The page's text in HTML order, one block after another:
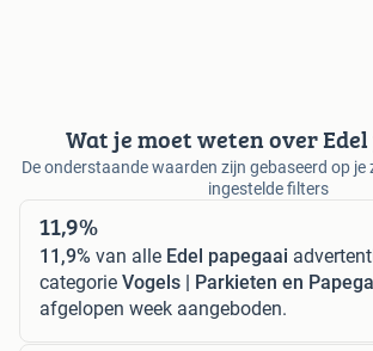
Wat je moet weten over
De onderstaande waarden zijn gebaseerd op je
ingestelde filters
11,9%
11,9% van alle Edel papegaai
categorie Vogels | Parkieten en
afgelopen week aangeboden.